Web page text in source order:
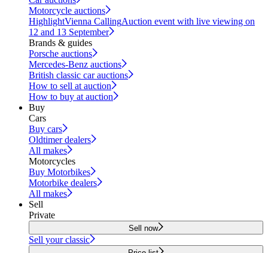
Motorcycle auctions
HighlightVienna CallingAuction event with live viewing on
12 and 13 September
Brands & guides
Porsche auctions
Mercedes-Benz auctions
British classic car auctions
How to sell at auction
How to buy at auction
Buy
Cars
Buy cars
Oldtimer dealers
All makes
Motorcycles
Buy Motorbikes
Motorbike dealers
All makes
Sell
Private
Sell now
Sell your classic